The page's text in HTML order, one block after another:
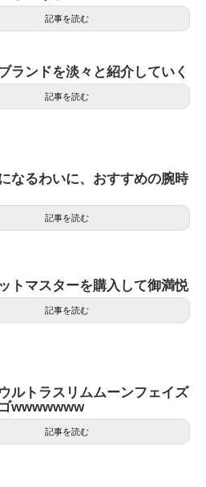
記事を読む
ランドを淡々と紹介していく
記事を読む
なるわいに、おすすめの腕時
記事を読む
トマスターを購入して御満悦
記事を読む
ルトラスリムムーンフェイズ
wwwwwww
記事を読む